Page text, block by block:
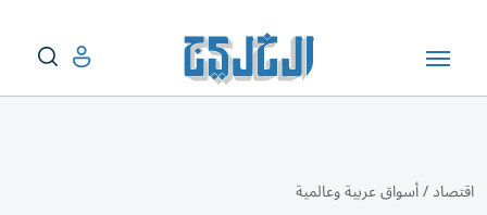
اقتصاد/أسواق عربية وعالمية